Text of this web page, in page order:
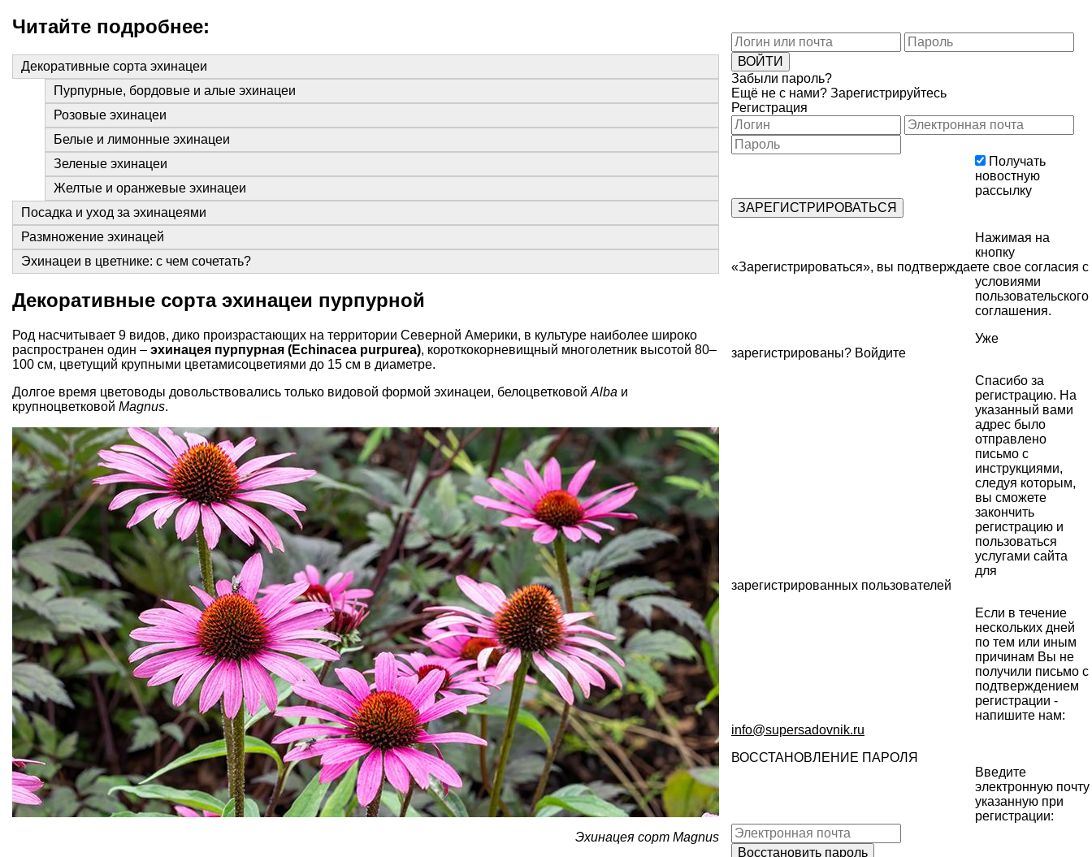
Читайте подробнее:
Декоративные сорта эхинацеи
Пурпурные, бордовые и алые эхинацеи
Розовые эхинацеи
Белые и лимонные эхинацеи
Зеленые эхинацеи
Желтые и оранжевые эхинацеи
Посадка и уход за эхинацеями
Размножение эхинацей
Эхинацеи в цветнике: с чем сочетать?
Декоративные сорта эхинацеи пурпурной
Род насчитывает 9 видов, дико произрастающих на территории Северной Америки, в культуре наиболее широко
распространен один – эхинацея пурпурная (Echinacea purpurea), короткокорневищный многолетник высотой 80–
100 см, цветущий крупными цветами­соцветиями до 15 см в диаметре.
Долгое время цветоводы довольствовались только видовой формой эхинацеи, белоцветковой Alba и
крупноцветковой Magnus.
Эхинацея сорт Magnus
Забыли пароль?
Ещё не с нами? Зарегистрируйтесь
Регистрация
Получать
новостную
рассылку
Нажимая на
кнопку
«Зарегистрироваться», вы подтверждаете свое согласия с
условиями
пользовательского
соглашения.
Уже
зарегистрированы? Войдите
Спасибо за
регистрацию. На
указанный вами
адрес было
отправлено
письмо с
инструкциями,
следуя которым,
вы сможете
закончить
регистрацию и
пользоваться
услугами сайта
для
зарегистрированных пользователей
Если в течение
нескольких дней
по тем или иным
причинам Вы не
получили письмо с
подтверждением
регистрации -
напишите нам:
info@supersadovnik.ru
ВОССТАНОВЛЕНИЕ ПАРОЛЯ
Введите
электронную почту
указанную при
регистрации: